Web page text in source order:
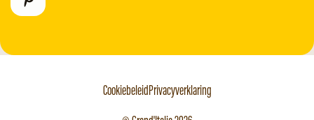
CookiebeleidPrivacyverklaring